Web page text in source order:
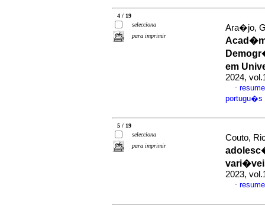
4 / 19
selecciona
para imprimir
Ara�jo,
em
2024,
·
portugu�s
5 / 19
selecciona
para imprimir
Couto,
2023,
·